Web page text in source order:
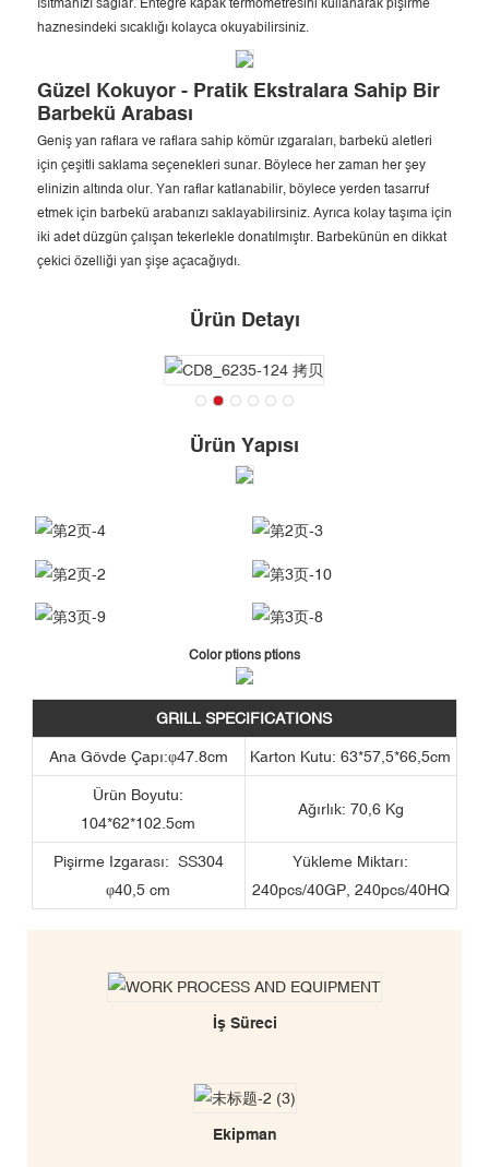
ısıtmanızı sağlar. Entegre kapak termometresini kullanarak pişirme
haznesindeki sıcaklığı kolayca okuyabilirsiniz.
Güzel Kokuyor - Pratik Ekstralara Sahip Bir
Barbekü Arabası
Geniş yan raflara ve raflara sahip kömür ızgaraları, barbekü aletleri
için çeşitli saklama seçenekleri sunar. Böylece her zaman her şey
elinizin altında olur. Yan raflar katlanabilir, böylece yerden tasarruf
etmek için barbekü arabanızı saklayabilirsiniz. Ayrıca kolay taşıma için
iki adet düzgün çalışan tekerlekle donatılmıştır. Barbekünün en dikkat
çekici özelliği yan şişe açacağıydı.
Ürün Detayı
Ürün Yapısı
Color ptions ptions
GRILL SPECIFICATIONS
Ana Gövde Çapı:φ47.8cm Karton Kutu: 63*57,5*66,5cm
Ürün Boyutu:
104*62*102.5cm
Ağırlık: 70,6 Kg
Pişirme Izgarası: SS304
φ40,5 cm
Yükleme Miktarı:
240pcs/40GP, 240pcs/40HQ
İş Süreci
Ekipman